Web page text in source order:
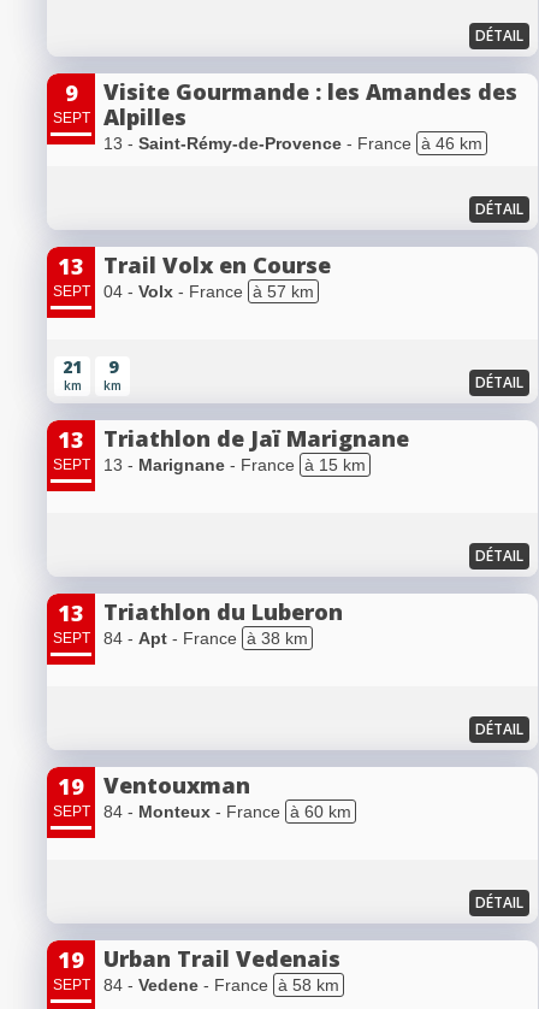
DÉTAIL
9
SEPT
Visite Gourmande : les Amandes des
Alpilles
13 - Saint-Rémy-de-Provence - France à 46 km
DÉTAIL
13
SEPT
Trail Volx en Course
04 - Volx - France à 57 km
21
km
9
km DÉTAIL
13
SEPT
Triathlon de Jaï Marignane
13 - Marignane - France à 15 km
DÉTAIL
13
SEPT
Triathlon du Luberon
84 - Apt - France à 38 km
DÉTAIL
19
SEPT
Ventouxman
84 - Monteux - France à 60 km
DÉTAIL
19
SEPT
Urban Trail Vedenais
84 - Vedene - France à 58 km